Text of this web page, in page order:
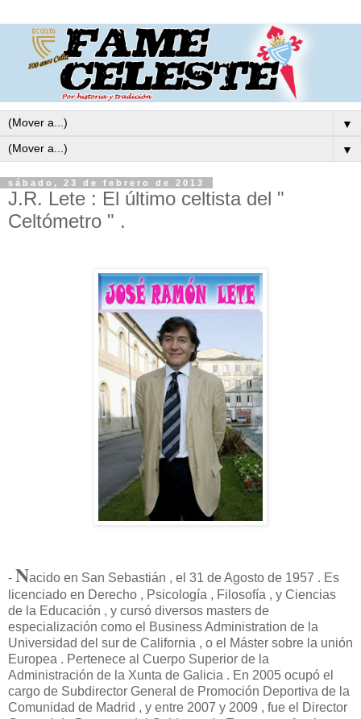
▼
▼
sábado, 23 de febrero de 2013
J.R. Lete : El último celtista del "
Celtómetro " .
- Nacido en San Sebastián , el 31 de Agosto de 1957 . Es
licenciado en Derecho , Psicología , Filosofía , y Ciencias
de la Educación , y cursó diversos masters de
especialización como el Business Administration de la
Universidad del sur de California , o el Máster sobre la unión
Europea . Pertenece al Cuerpo Superior de la
Administración de la Xunta de Galicia . En 2005 ocupó el
cargo de Subdirector General de Promoción Deportiva de la
Comunidad de Madrid , y entre 2007 y 2009 , fue el Director